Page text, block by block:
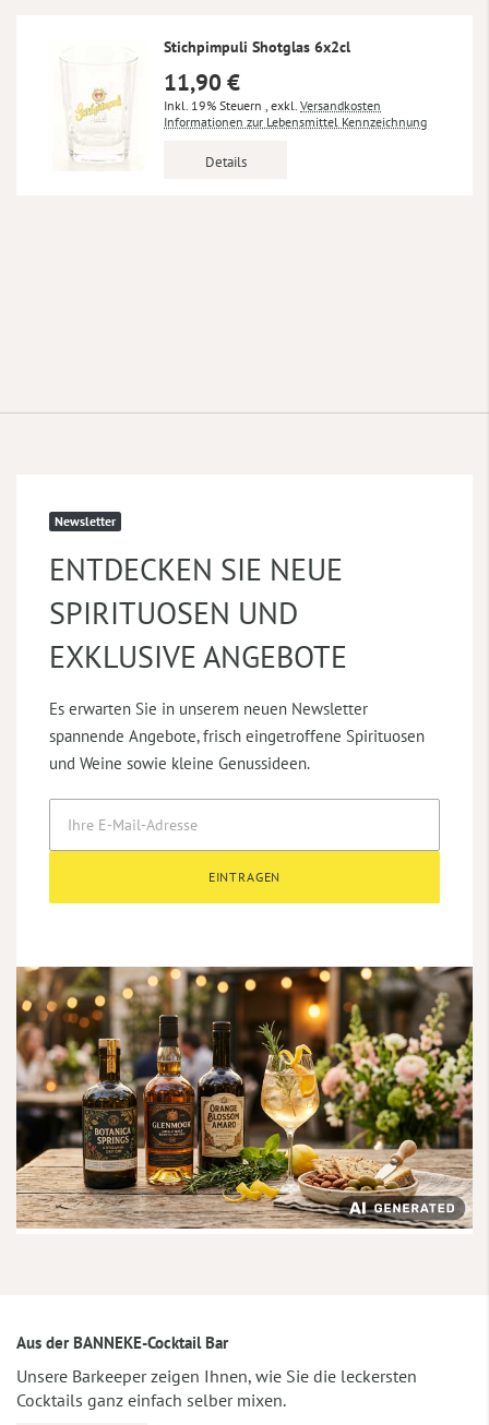
Stichpimpuli Shotglas 6x2cl
11,90 €
Inkl. 19% Steuern , exkl. Versandkosten
Informationen zur Lebensmittel Kennzeichnung
Details
Newsletter
ENTDECKEN SIE NEUE
SPIRITUOSEN UND
EXKLUSIVE ANGEBOTE
Es erwarten Sie in unserem neuen Newsletter
spannende Angebote, frisch eingetroffene Spirituosen
und Weine sowie kleine Genussideen.
EINTRAGEN
Aus der BANNEKE-Cocktail Bar
Unsere Barkeeper zeigen Ihnen, wie Sie die leckersten
Cocktails ganz einfach selber mixen.